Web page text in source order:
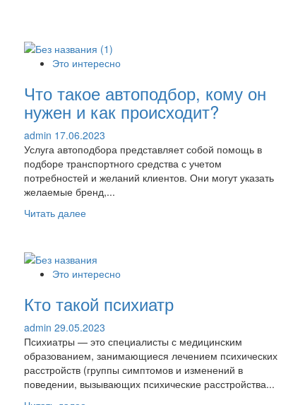
Это интересно
Что такое автоподбор, кому он
нужен и как происходит?
admin 17.06.2023
Услуга автоподбора представляет собой помощь в
подборе транспортного средства с учетом
потребностей и желаний клиентов. Они могут указать
желаемые бренд,...
Читать далееПрочитать
такое
автоподбор,
кому
он
нужен
и
как
происходит?
Это интересно
Кто такой психиатр
admin 29.05.2023
Психиатры — это специалисты с медицинским
образованием, занимающиеся лечением психических
расстройств (группы симптомов и изменений в
поведении, вызывающих психические расстройства...